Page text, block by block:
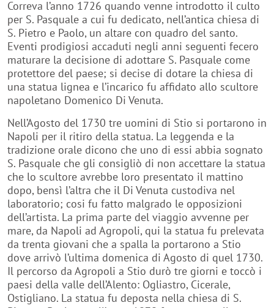
S. Pietro e Paolo, un altare con quadro del santo.
Eventi prodigiosi accaduti negli anni seguenti fecero
maturare la decisione di adottare S. Pasquale come
protettore del paese; si decise di dotare la chiesa di
una statua lignea e l’incarico fu affidato allo scultore
napoletano Domenico Di Venuta.
Nell’Agosto del 1730 tre uomini di Stio si portarono in
Napoli per il ritiro della statua. La leggenda e la
tradizione orale dicono che uno di essi abbia sognato
S. Pasquale che gli consigliò di non accettare la statua
che lo scultore avrebbe loro presentato il mattino
dopo, bensì l’altra che il Di Venuta custodiva nel
laboratorio; cosi fu fatto malgrado le opposizioni
dell’artista. La prima parte del viaggio avvenne per
mare, da Napoli ad Agropoli, qui la statua fu prelevata
da trenta giovani che a spalla la portarono a Stio
dove arrivò l’ultima domenica di Agosto di quel 1730.
Il percorso da Agropoli a Stio durò tre giorni e toccò i
paesi della valle dell’Alento: Ogliastro, Cicerale,
Ostigliano. La statua fu deposta nella chiesa di S.
Pietro e Paolo, e nell’anno 1870 fu portata nella
chiesa madre attuale dove è oggi.